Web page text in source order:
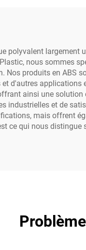
polyvalent
nous sommes
produits en ABS
d'autres
ainsi une
industrielles et de
mais offrent
ce qui nous